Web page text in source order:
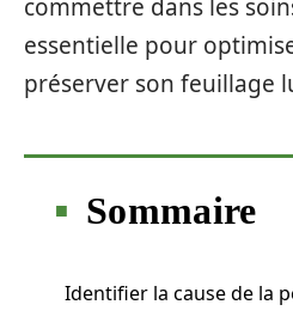
commettre dans les
essentielle pour
préserver son feuillage
Sommaire
Identifier la cause de la